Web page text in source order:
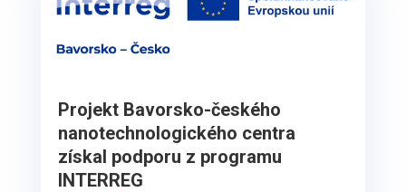
Projekt Bavorsko-českého
nanotechnologického centra
získal podporu z programu
INTERREG